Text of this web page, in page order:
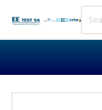
Search